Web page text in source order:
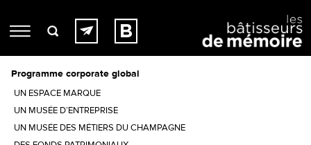
Programme corporate global
UN ESPACE MARQUE
UN MUSÉE D’ENTREPRISE
UN MUSÉE DES MÉTIERS DU CHAMPAGNE